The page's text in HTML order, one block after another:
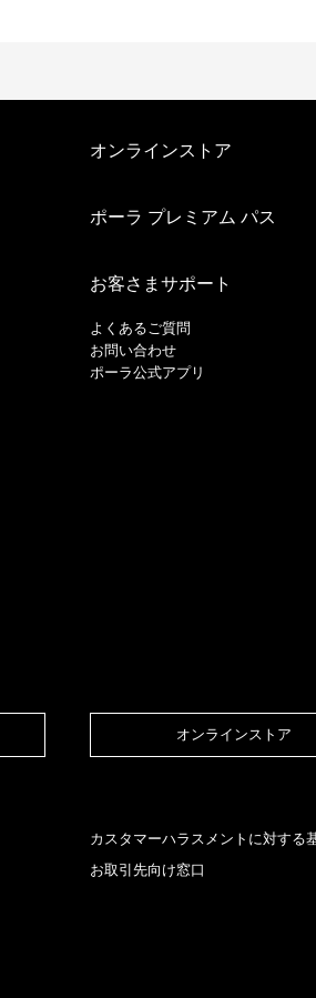
オンラインストア
ポーラ プレミアム パス
お客さまサポート
よくあるご質問
お問い合わせ
ポーラ公式アプリ
オンラインストア​
カスタマーハラスメントに対する
お取引先向け窓口